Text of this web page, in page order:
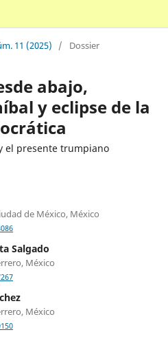
11 (2025) / Dossier
abajo,
y eclipse de la
el presente trumpiano
de México, México
Salgado
México
México